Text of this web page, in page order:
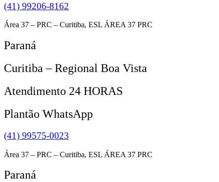
(41) 99206-8162
Área 37 – PRC – Curitiba, ESL ÁREA 37 PRC
Paraná
Curitiba – Regional Boa Vista
Atendimento 24 HORAS
Plantão WhatsApp
(41) 99575-0023
Área 37 – PRC – Curitiba, ESL ÁREA 37 PRC
Paraná